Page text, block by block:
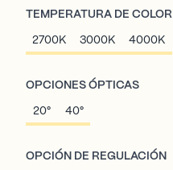
TEMPERATURA DE COLOR
2700K 3000K 4000K
OPCIONES ÓPTICAS
20° 40°
OPCIÓN DE REGULACIÓN